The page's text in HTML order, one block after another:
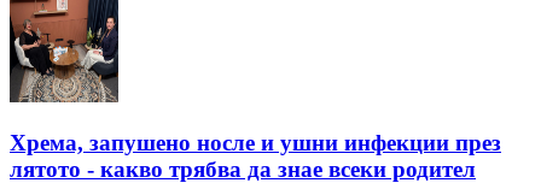
Хрема, запушено носле и ушни инфекции през
лятотo - какво трябва да знае всеки родител